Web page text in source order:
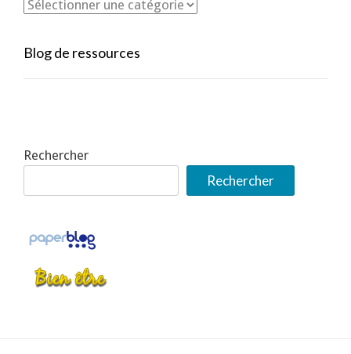
Blog de ressources
Rechercher
Rechercher